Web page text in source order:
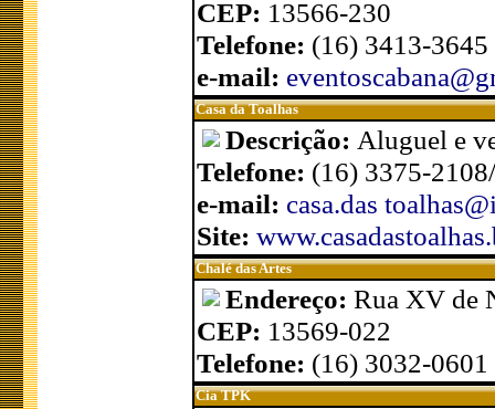
CEP: 13566-230
Telefone: (16) 3413-
e-mail:
Casa da Toalhas
Descrição: Aluguel e
Telefone: (16) 3375-
e-mail: casa.das
Site:
Chalé das Artes
Endereço: Rua XV de
CEP: 13569-022
Telefone: (16) 3032-0601
Cia TPK